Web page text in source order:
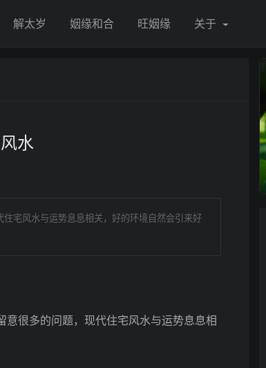
解太岁 姻缘和合 旺姻缘 关于
水
宅风水与运势息息相关，好的环境自然会引来好
很多的问题，现代住宅风水与运势息息相